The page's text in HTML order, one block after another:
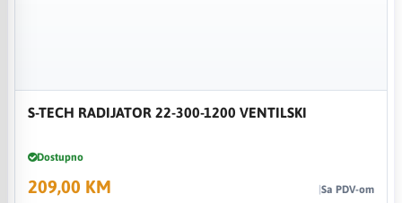
S-TECH RADIJATOR 22-300-1200 VENTILSKI
Dostupno
209,00 KM Sa PDV-om